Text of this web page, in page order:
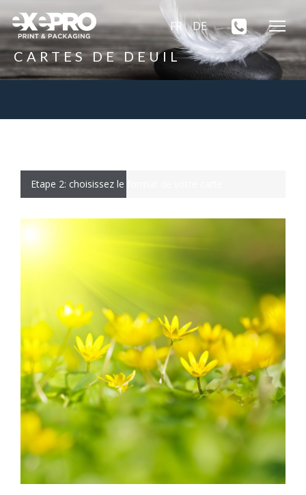
FR DE
CARTES DE DEUIL
Etape 2: choisissez le format de votre carte